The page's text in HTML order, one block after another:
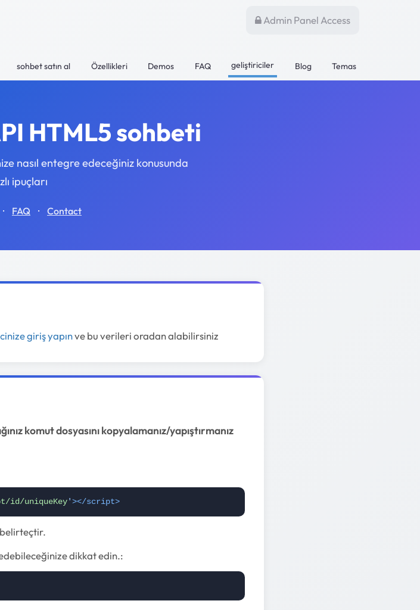
Admin Panel Access
sohbet satın al Özellikleri Demos FAQ geliştiriciler Blog Temas
HTML5 sohbeti
nasıl entegre edeceğiniz konusunda
ipuçları
· FAQ · Contact
giriş yapınve bu verileri oradan alabilirsiniz
komut dosyasını kopyalamanız/yapıştırmanız
id/uniqueKey'></script>
dikkat edin.: